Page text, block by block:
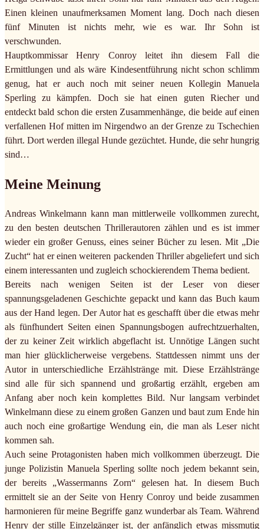
Einen kleinen unaufmerksamen Moment lang. Doch nach diesen
fünf Minuten ist nichts mehr, wie es war. Ihr Sohn ist
verschwunden.
Hauptkommissar Henry Conroy leitet ihn diesem Fall die
Ermittlungen und als wäre Kindesentführung nicht schon schlimm
genug, hat er auch noch mit seiner neuen Kollegin Manuela
Sperling zu kämpfen. Doch sie hat einen guten Riecher und
entdeckt bald schon die ersten Zusammenhänge, die beide auf einen
verfallenen Hof mitten im Nirgendwo an der Grenze zu Tschechien
führt. Dort werden illegal Hunde gezüchtet. Hunde, die sehr hungrig
sind…
Meine Meinung
Andreas Winkelmann kann man mittlerweile vollkommen zurecht,
zu den besten deutschen Thrillerautoren zählen und es ist immer
wieder ein großer Genuss, eines seiner Bücher zu lesen. Mit „Die
Zucht“ hat er einen weiteren packenden Thriller abgeliefert und sich
einem interessanten und zugleich schockierendem Thema bedient.
Bereits nach wenigen Seiten ist der Leser von dieser
spannungsgeladenen Geschichte gepackt und kann das Buch kaum
aus der Hand legen. Der Autor hat es geschafft über die etwas mehr
als fünfhundert Seiten einen Spannungsbogen aufrechtzuerhalten,
der zu keiner Zeit wirklich abgeflacht ist. Unnötige Längen sucht
man hier glücklicherweise vergebens. Stattdessen nimmt uns der
Autor in unterschiedliche Erzählstränge mit. Diese Erzählstränge
sind alle für sich spannend und großartig erzählt, ergeben am
Anfang aber noch kein komplettes Bild. Nur langsam verbindet
Winkelmann diese zu einem großen Ganzen und baut zum Ende hin
auch noch eine großartige Wendung ein, die man als Leser nicht
kommen sah.
Auch seine Protagonisten haben mich vollkommen überzeugt. Die
junge Polizistin Manuela Sperling sollte noch jedem bekannt sein,
der bereits „Wassermanns Zorn“ gelesen hat. In diesem Buch
ermittelt sie an der Seite von Henry Conroy und beide zusammen
harmonieren für meine Begriffe ganz wunderbar als Team. Während
Henry der stille Einzelgänger ist, der anfänglich etwas missmutig